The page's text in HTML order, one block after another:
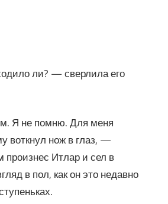
ли? — сверлила его
Я не помню. Для меня
воткнул нож в глаз, —
произнес Итлар и сел в
в пол, как он это недавно